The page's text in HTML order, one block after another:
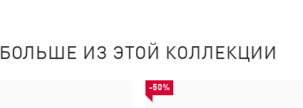
БОЛЬШЕ ИЗ ЭТОЙ КОЛЛЕКЦИИ
-50%